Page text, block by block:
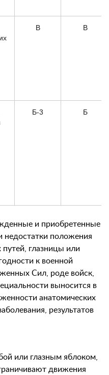
В В
Б-3 Б
и приобретенные
недостатки положения
путей, глазницы или
к военной
Сил, роде войск,
выносится в
анатомических
результатов
или глазным яблоком,
движения